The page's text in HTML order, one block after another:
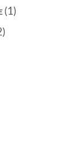
(1)